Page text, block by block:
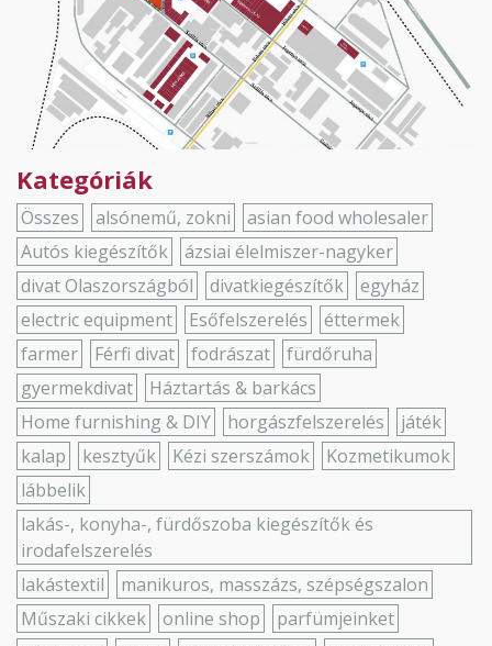
Kategóriák
Összes alsónemű, zokni
asian food wholesaler
Autós kiegészítők
ázsiai élelmiszer-nagyker
divat Olaszországból
divatkiegészítők
egyház
electric equipment
Esőfelszerelés
éttermek
farmer
Férfi divat fodrászat
fürdőruha
gyermekdivat
Háztartás & barkács
Home furnishing & DIY
horgászfelszerelés
játék
kalap
kesztyűk Kézi szerszámok
Kozmetikumok
lábbelik
lakás-, konyha-, fürdőszoba kiegészítők és
irodafelszerelés
lakástextil
manikuros, masszázs, szépségszalon
Műszaki cikkek
online shop
parfümjeinket